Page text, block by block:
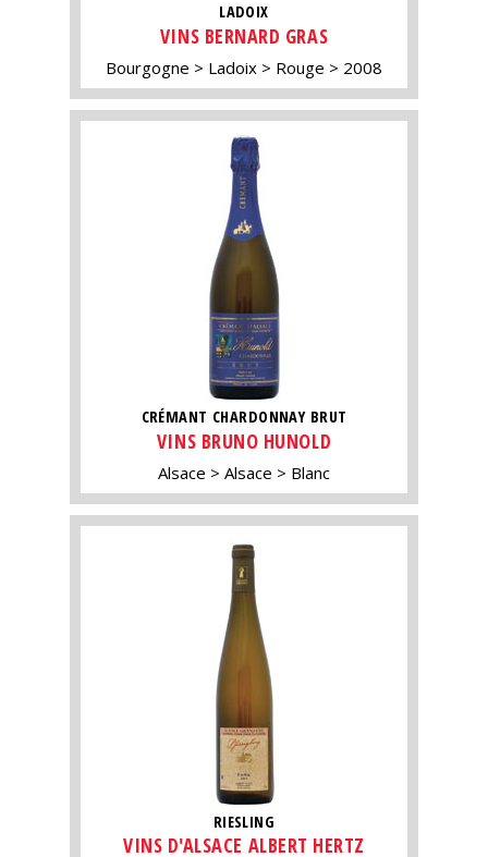
LADOIX
VINS BERNARD GRAS
Bourgogne Ladoix Rouge 2008
CRÉMANT CHARDONNAY BRUT
VINS BRUNO HUNOLD
Alsace Alsace Blanc
RIESLING
VINS D'ALSACE ALBERT HERTZ